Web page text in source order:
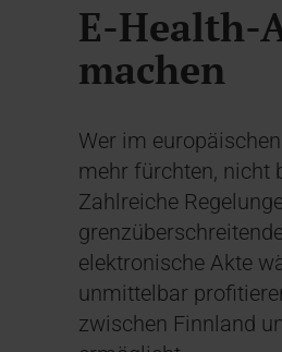
E-Health-
machen
Wer im
mehr fürchten, nicht
Zahlreiche
elektronische Akte
unmittelbar
zwischen Finnland